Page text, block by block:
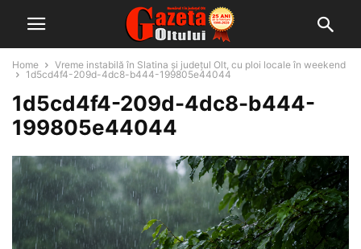
Home
Vreme instabilă în Slatina și județul Olt, cu ploi locale în weekend
1d5cd4f4-209d-4dc8-b444-199805e44044
1d5cd4f4-209d-4dc8-b444-
199805e44044